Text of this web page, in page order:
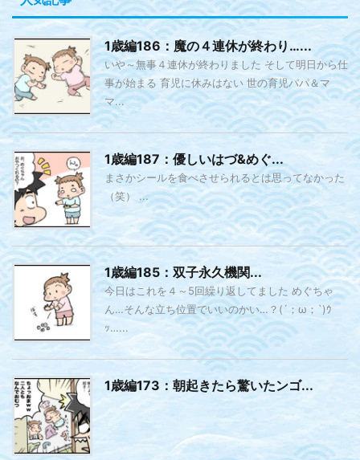
1歳編186：魔の４連休が終わり…...
いや～無事４連休が終わりました そして明日から仕
事が始まる 育児に休みはない 世の育児パパ＆マ
マ...
1歳編187：優しいはづ&めぐ...
まさかシールを食べさせられるとは思ってなかった
（笑） ...
1歳編185：双子永久機関...
今日はこれを４～5回繰り返してました めぐちゃ
ん…そんな立ち位置でいいのかい…？(´；ω；`)ｳ
ｯ…...
1歳編173：朝起きたら驚いたンゴ...